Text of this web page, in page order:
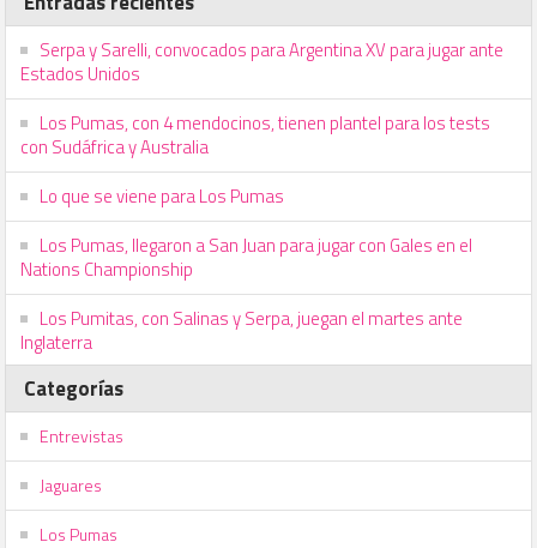
Serpa y Sarelli, convocados para Argentina XV para jugar ante
Estados Unidos
Los Pumas, con 4 mendocinos, tienen plantel para los tests
con Sudáfrica y Australia
Lo que se viene para Los Pumas
Los Pumas, llegaron a San Juan para jugar con Gales en el
Nations Championship
Los Pumitas, con Salinas y Serpa, juegan el martes ante
Inglaterra
Categorías
Entrevistas
Jaguares
Los Pumas